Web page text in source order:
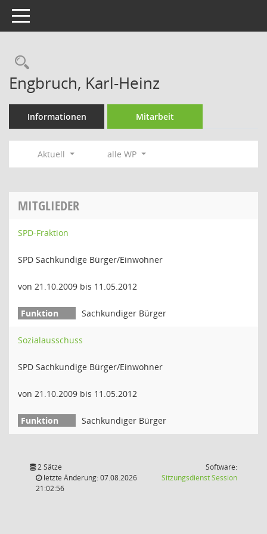
Toggle navigation
Rechercheauswahl
Engbruch, Karl-Heinz
Informationen Mitarbeit
Aktuell alle WP
MITGLIEDER
SPD-Fraktion
SPD Sachkundige Bürger/Einwohner
von 21.10.2009 bis 11.05.2012
Sachkundiger Bürger
Sozialausschuss
SPD Sachkundige Bürger/Einwohner
von 21.10.2009 bis 11.05.2012
Sachkundiger Bürger
2 Sätze
letzte Änderung: 07.08.2026
21:02:56
Software:
SitzungsdienstSession(Wird in